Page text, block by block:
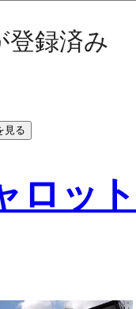
登録済み
見る
ロッ